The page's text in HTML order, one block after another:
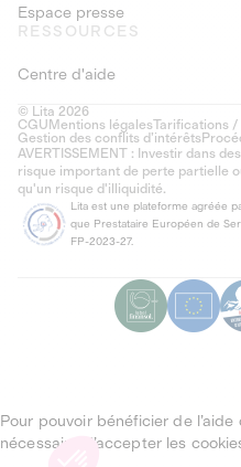
Espace presse
RESSOURCES
Centre d'aide
© Lita 2026
CGU Mentions légalesTarifications /
Gestion des conflits d’intérêts
AVERTISSEMENT : Investir dans
risque important de perte partielle
qu'un risque d'illiquidité.
Lita est une plateforme agréée
que Prestataire Européen de
FP-2023-27.
Pour pouvoir bénéficier de
nécessaire d’accepter les